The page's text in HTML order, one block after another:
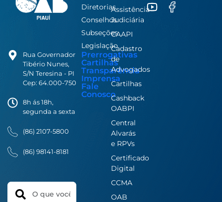
Rua Governador
Tibério Nunes,
S/N Teresina - PI
Cep: 64.000-750
8h ás 18h,
segunda a sexta
(86) 2107-5800
(86) 98141-8181
Search
Diretorias
Conselhos
Subseções
Legislação
Prerrogativas
Cartilhas
Transparência
Imprensa
Fale
Conosco
Assistência
Judiciária
CAAPI
Cadastro
de
Advogados
Cartilhas
Cashback
OABPI
Central
Alvarás
e RPVs
Certificado
Digital
CCMA
OAB